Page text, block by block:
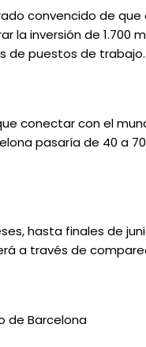
convencido de
la inversión de 1.700
de puestos de trabajo.
conectar con el
pasaría de 40 a
hasta finales de
a través de
de Barcelona